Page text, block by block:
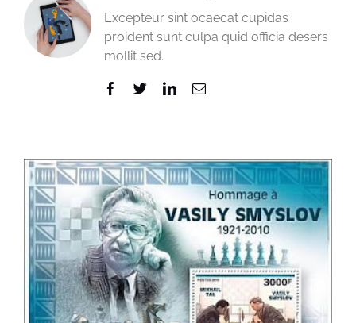
Excepteur sint ocaecat cupidas
proident sunt culpa quid officia desers
mollit sed.